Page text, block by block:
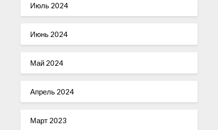
Июль 2024
Июнь 2024
Май 2024
Апрель 2024
Март 2023